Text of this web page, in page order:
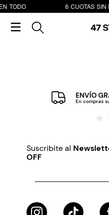
TODO 6 CUOTAS SIN
ENVÍO
En compras
Suscribite al
OFF